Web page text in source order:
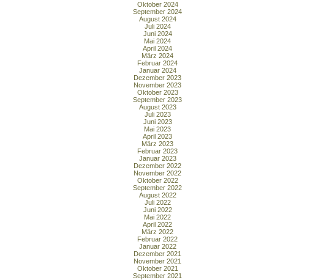
Oktober 2024
September 2024
August 2024
Juli 2024
Juni 2024
Mai 2024
April 2024
März 2024
Februar 2024
Januar 2024
Dezember 2023
November 2023
Oktober 2023
September 2023
August 2023
Juli 2023
Juni 2023
Mai 2023
April 2023
März 2023
Februar 2023
Januar 2023
Dezember 2022
November 2022
Oktober 2022
September 2022
August 2022
Juli 2022
Juni 2022
Mai 2022
April 2022
März 2022
Februar 2022
Januar 2022
Dezember 2021
November 2021
Oktober 2021
September 2021